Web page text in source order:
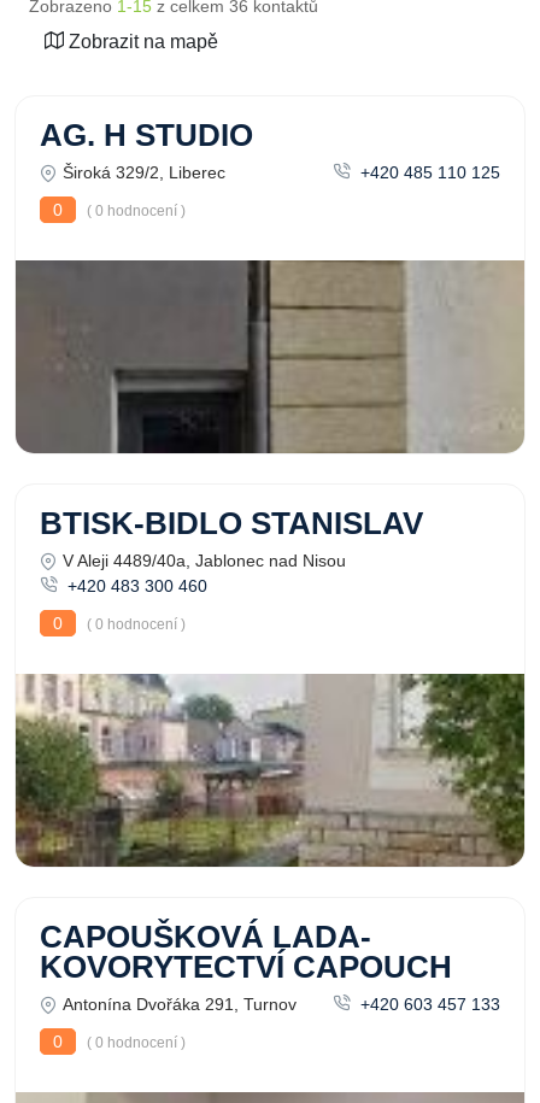
Zobrazeno 1-15 z celkem 36 kontaktů
Zobrazit na mapě
AG. H STUDIO
Široká 329/2, Liberec
+420 485 110 125
0
( 0 hodnocení )
BTISK-BIDLO STANISLAV
V Aleji 4489/40a, Jablonec nad Nisou
+420 483 300 460
0
( 0 hodnocení )
CAPOUŠKOVÁ LADA-
KOVORYTECTVÍ CAPOUCH
Antonína Dvořáka 291, Turnov
+420 603 457 133
0
( 0 hodnocení )